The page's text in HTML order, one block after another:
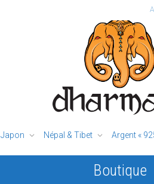
Japon Népal & Tibet Argent «
Boutique